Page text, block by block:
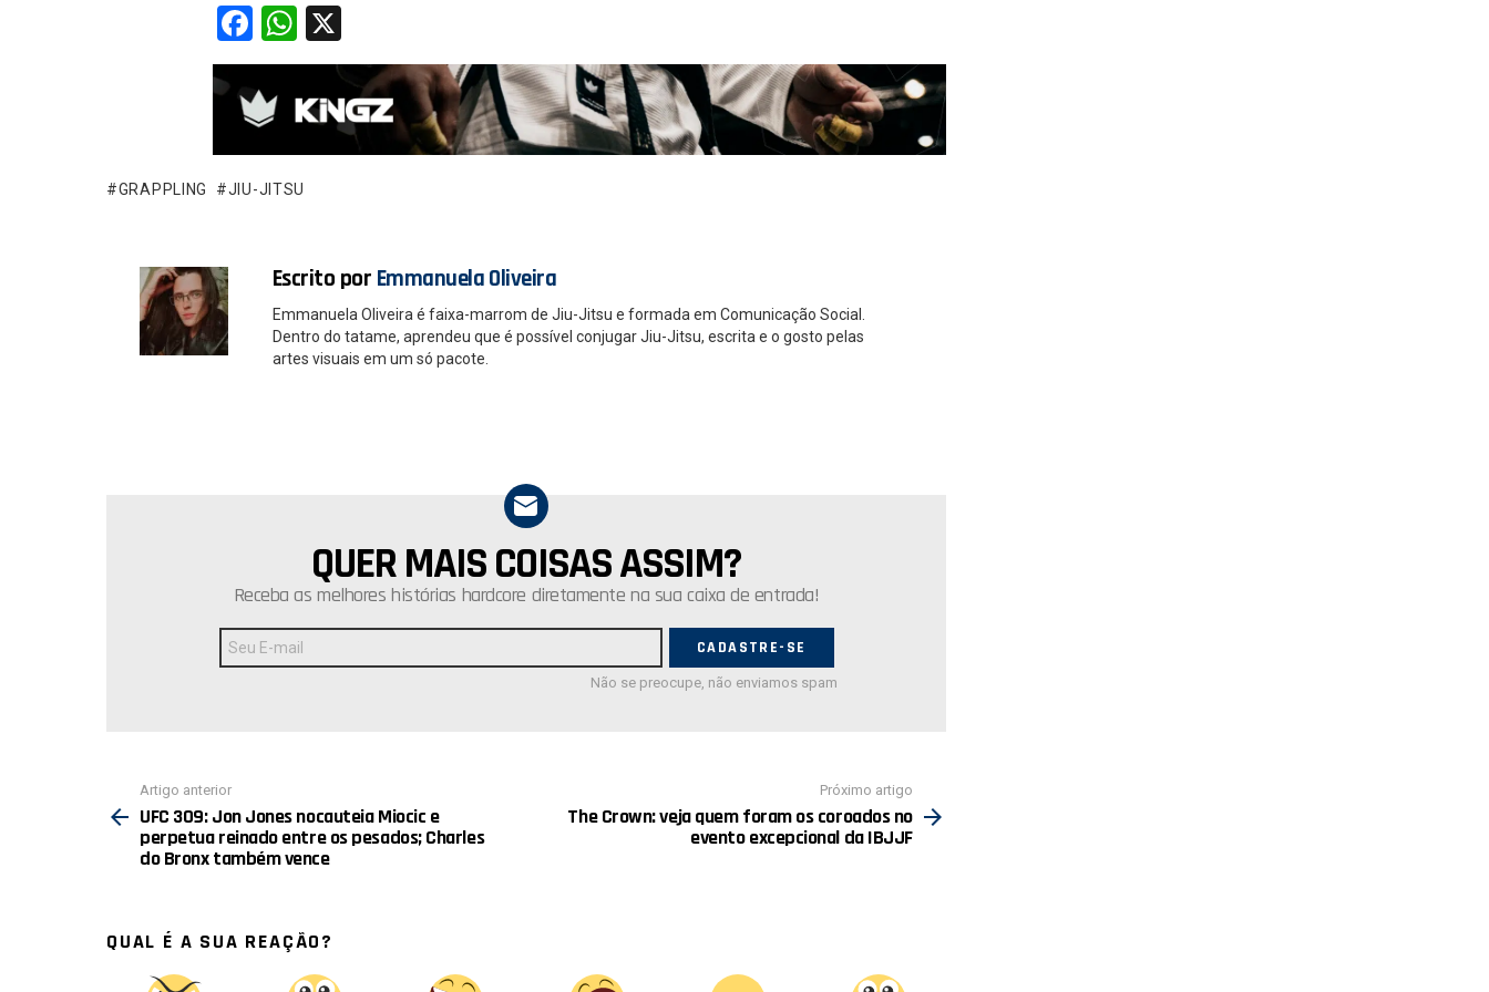
F
a
ce
b
o
o
W
h
at
s
A
p
GRAPPLING JIU-JITSU
Escrito por Emmanuela Oliveira
Emmanuela Oliveira é faixa-marrom de Jiu-Jitsu e formada em Comunicação Social.
Dentro do tatame, aprendeu que é possível conjugar Jiu-Jitsu, escrita e o gosto pelas
artes visuais em um só pacote.
QUER MAIS COISAS ASSIM?
Receba as melhores histórias hardcore diretamente na sua caixa de entrada!
de
E-
Não se preocupe, não enviamos spam
mais
Artigo anterior
UFC 309: Jon Jones nocauteia Miocic e
perpetua reinado entre os pesados; Charles
do Bronx também vence
Próximo artigo
The Crown: veja quem foram os coroados no
evento excepcional da IBJJF
QUAL É A SUA REAÇÃO?